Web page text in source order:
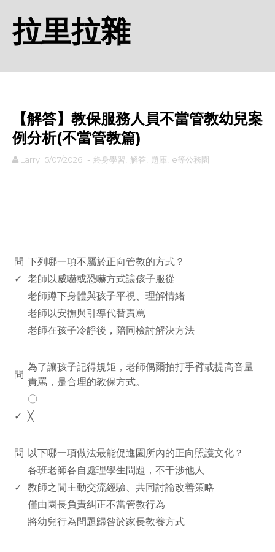
拉里拉雜
【解答】教保服務人員不當管教幼兒案
例分析(不當管教篇)
Larry 5/07/2026 - 終身學習 解答 題庫 e等公務園
問 下列哪一項不屬於正向管教的方式？
✓ 老師以威嚇或恐嚇方式讓孩子服從
老師蹲下身體與孩子平視、理解情緒
老師以安撫與引導代替責罵
老師在孩子冷靜後，陪同檢討解決方法
問
為了讓孩子記得規矩，老師偶爾拍打手臂或提高音量
責罵，是合理的教保方式。
〇
✓ ╳
問 以下哪一項做法最能促進園所內的正向照護文化？
各班老師各自處理學生問題，不干涉他人
✓ 教師之間主動交流經驗、共同討論改善策略
僅由園長負責糾正不當管教行為
將幼兒行為問題歸咎於家長教養方式